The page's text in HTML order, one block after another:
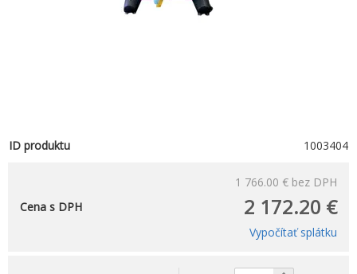
ID produktu 1003404
1 766.00 € bez DPH
2 172.20 €
Cena s DPH
Vypočítať splátku